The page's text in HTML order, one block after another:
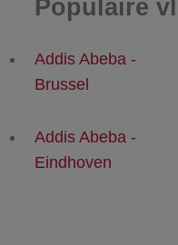
Populaire
Addis Abeba -
Brussel
Addis Abeba -
Eindhoven